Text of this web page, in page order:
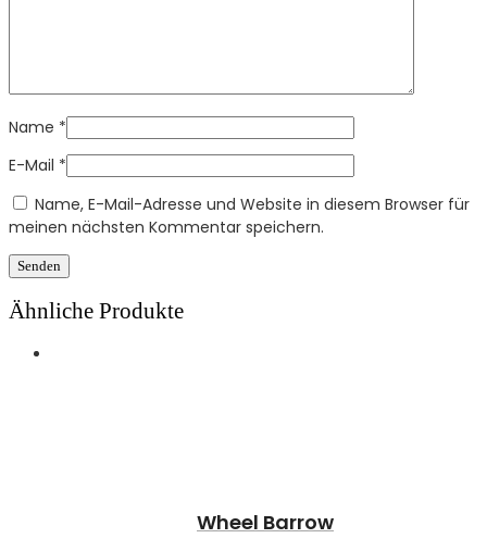
Name *
E-Mail *
Name, E-Mail-Adresse und Website in diesem Browser für
meinen nächsten Kommentar speichern.
Ähnliche Produkte
Wheel Barrow